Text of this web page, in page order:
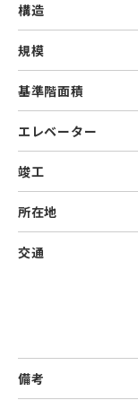
構造
規模
基準階面積
エレベーター
竣工
所在地
交通
備考